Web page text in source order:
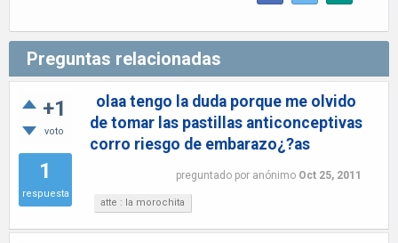
Preguntas relacionadas
+1
voto
1
respuesta
olaa tengo la duda porque me olvido
de tomar las pastillas anticonceptivas
corro riesgo de embarazo¿?as
preguntado por anónimo Oct 25, 2011
atte : la morochita